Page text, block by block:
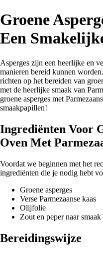
Groene
Een
Asperges zijn een heerlijke en
manieren bereid kunnen
richten op het bereiden van
met de heerlijke smaak van
groene asperges met
smaakpapillen!
Ingrediënten Voor
Oven Met
Voordat we beginnen met het
ingrediënten die je nodig hebt
Groene asperges
Verse Parmezaanse kaas
Olijfolie
Zout en peper naar smaak
Bereidingswijze